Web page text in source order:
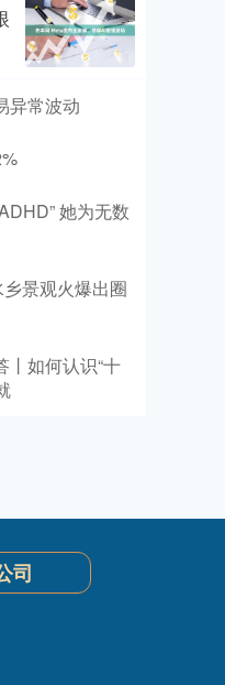
异常波动
她为无数
景观火爆出圈
丨如何认识“十
司